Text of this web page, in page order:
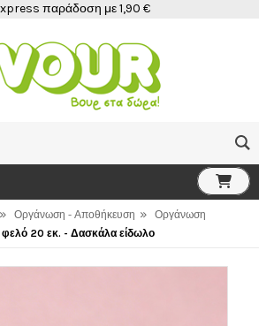
παράδοση με 1,90 €
» Οργάνωση - Αποθήκευση »
Οργάνωση
φελό 20 εκ. - Δασκάλα είδωλο